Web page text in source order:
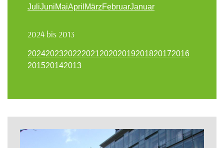
JuliJuniMaiApril MärzFebruarJanuar
2024 bis 2013
202420232022202120202019201820172016
201520142013